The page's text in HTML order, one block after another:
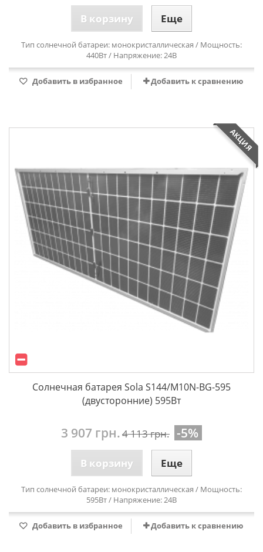
В корзину Еще
Тип солнечной батареи: монокристаллическая / Мощность:
440Вт / Напряжение: 24В
Добавить в избранное Добавить к сравнению
АКЦИЯ
Солнечная батарея Sola S144/M10N-BG-595
(двусторонние) 595Вт
3 907 грн.4 113 грн. -5%
В корзину Еще
Тип солнечной батареи: монокристаллическая / Мощность:
595Вт / Напряжение: 24В
Добавить в избранное Добавить к сравнению